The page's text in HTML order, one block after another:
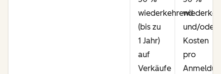
wiederkehrend
(bis zu
1 Jahr)
auf
Verkäufe
und/oder
Kosten
pro